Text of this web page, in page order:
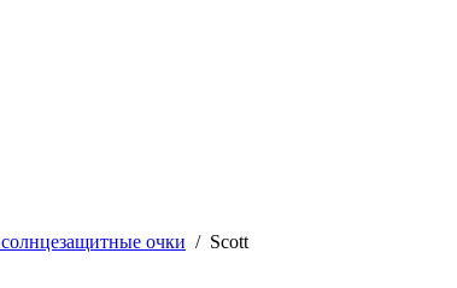
очки / Scott